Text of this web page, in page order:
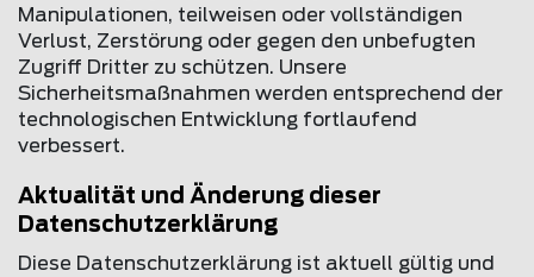
Manipulationen, teilweisen oder vollständigen
Verlust, Zerstörung oder gegen den unbefugten
Zugriff Dritter zu schützen. Unsere
Sicherheitsmaßnahmen werden entsprechend der
technologischen Entwicklung fortlaufend
verbessert.
Aktualität und Änderung dieser
Datenschutzerklärung
Diese Datenschutzerklärung ist aktuell gültig und